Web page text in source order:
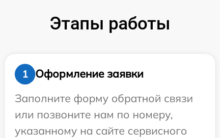
Этапы работы
1
Оформление заявки
Заполните форму обратной связи
или позвоните нам по номеру,
указанному на сайте сервисного